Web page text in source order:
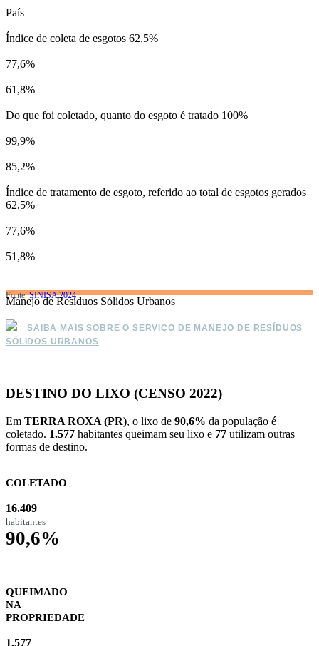
País
Índice de coleta de esgotos 62,5%
77,6%
61,8%
Do que foi coletado, quanto do esgoto é tratado 100%
99,9%
85,2%
Índice de tratamento de esgoto, referido ao total de esgotos gerados
62,5%
77,6%
51,8%
Fonte:SINISA 2024
Manejo de Resíduos Sólidos Urbanos
SAIBA MAIS SOBRE O SERVIÇO DE MANEJO DE RESÍDUOS
SÓLIDOS URBANOS
DESTINO DO LIXO (CENSO 2022)
Em TERRA ROXA (PR), o lixo de 90,6% da população é
coletado. 1.577 habitantes queimam seu lixo e 77 utilizam outras
formas de destino.
COLETADO
16.409
habitantes
90,6%
QUEIMADO
NA
PROPRIEDADE
1.577